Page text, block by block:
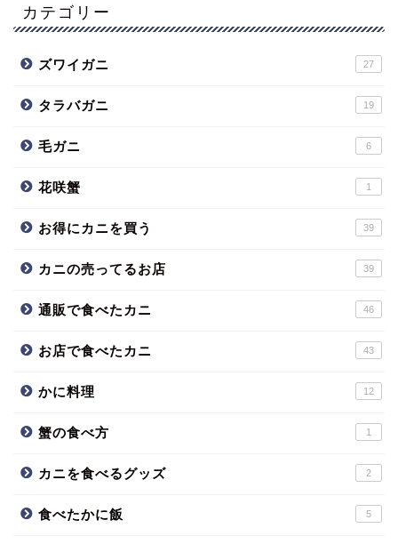
カテゴリー
ズワイガニ 27
タラバガニ 19
毛ガニ 6
花咲蟹 1
お得にカニを買う 39
カニの売ってるお店 39
通販で食べたカニ 46
お店で食べたカニ 43
かに料理 12
蟹の食べ方 1
カニを食べるグッズ 2
食べたかに飯 5